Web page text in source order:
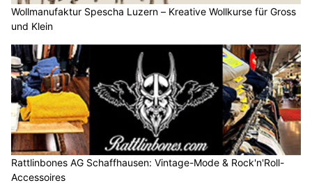
Wollmanufaktur Spescha Luzern – Kreative Wollkurse für Gross
und Klein
Rattlinbones AG Schaffhausen: Vintage-Mode & Rock'n'Roll-
Accessoires